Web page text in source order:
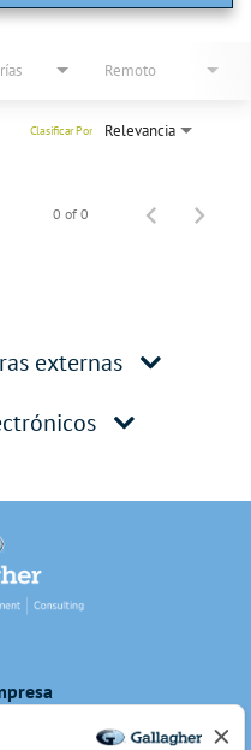
Remoto
Relevancia
Clasificar Por
0 of 0
externas
candidatos